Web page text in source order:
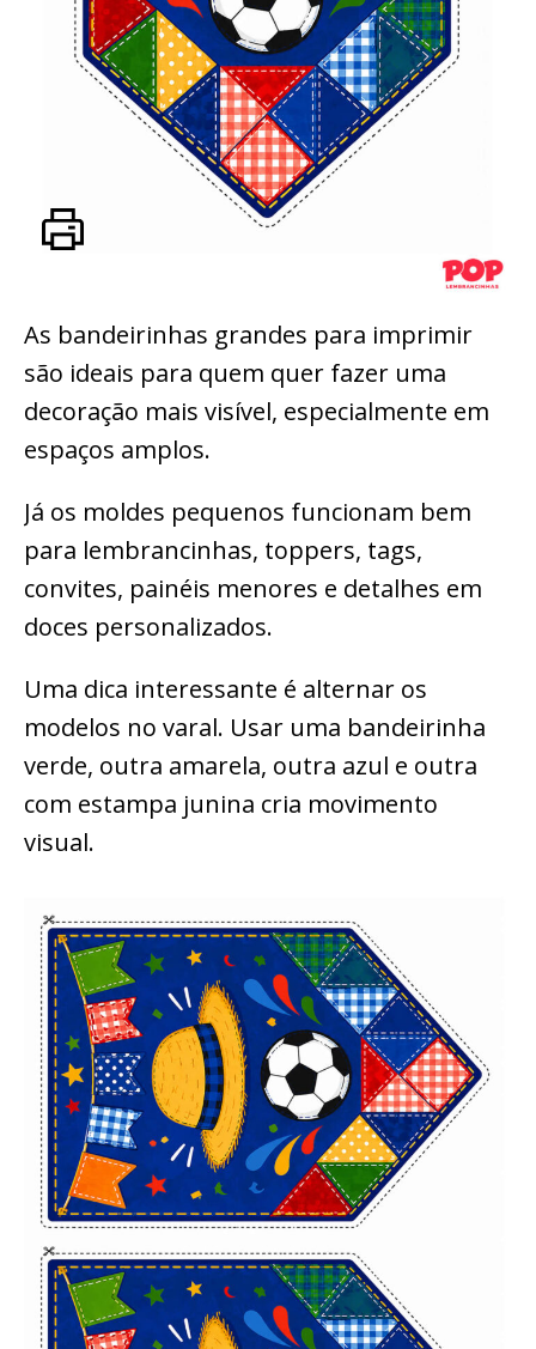
As bandeirinhas grandes para imprimir
são ideais para quem quer fazer uma
decoração mais visível, especialmente em
espaços amplos.
Já os moldes pequenos funcionam bem
para lembrancinhas, toppers, tags,
convites, painéis menores e detalhes em
doces personalizados.
Uma dica interessante é alternar os
modelos no varal. Usar uma bandeirinha
verde, outra amarela, outra azul e outra
com estampa junina cria movimento
visual.